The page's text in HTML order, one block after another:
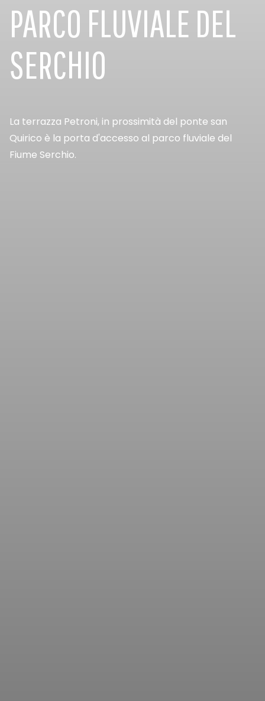
PARCO FLUVIALE DEL
SERCHIO
La terrazza Petroni, in prossimità del ponte san
Quirico è la porta d'accesso al parco fluviale del
Fiume Serchio.